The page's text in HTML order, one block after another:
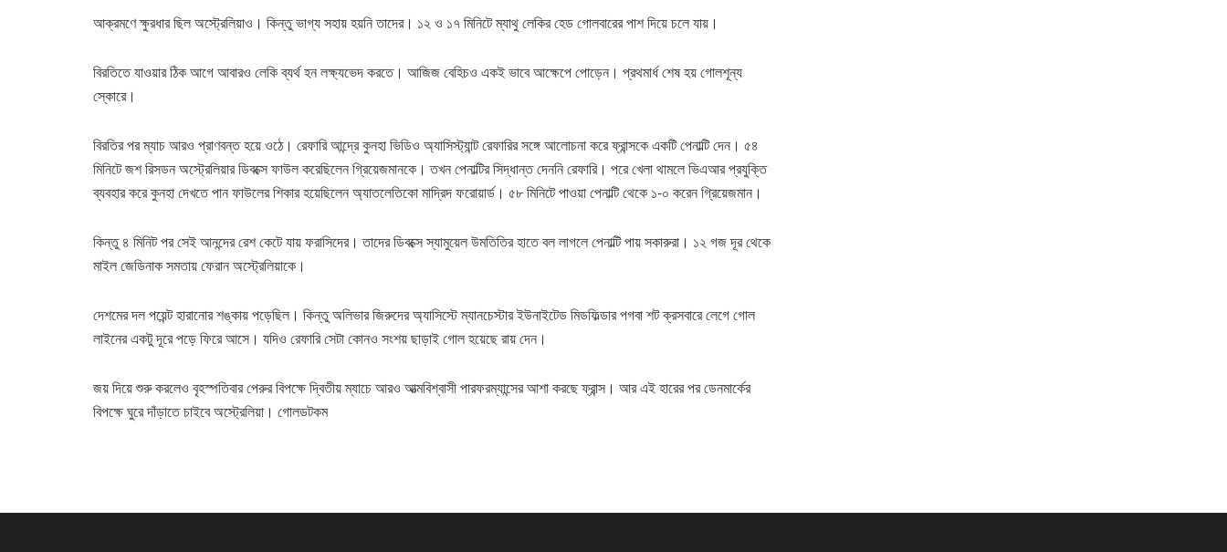
আক্রমণে ক্ষুরধার ছিল অস্ট্রেলিয়াও। কিন্তু ভাগ্য সহায় হয়নি তাদের। ১২ ও ১৭ মিনিটে ম্যাথু লেকির হেড গোলবারের পাশ দিয়ে চলে যায়।
বিরতিতে যাওয়ার ঠিক আগে আবারও লেকি ব্যর্থ হন লক্ষ্যভেদ করতে। আজিজ বেহিচও একই ভাবে আক্ষেপে পোড়েন। প্রথমার্ধ শেষ হয় গোলশূন্য
স্কোরে।
বিরতির পর ম্যাচ আরও প্রাণবন্ত হয়ে ওঠে। রেফারি আন্দ্রে কুনহা ভিডিও অ্যাসিস্ট্যান্ট রেফারির সঙ্গে আলোচনা করে ফ্রান্সকে একটি পেনাল্টি দেন। ৫৪
মিনিটে জশ রিসডন অস্ট্রেলিয়ার ডিবক্সে ফাউল করেছিলেন গ্রিয়েজমানকে। তখন পেনাল্টির সিদ্ধান্ত দেননি রেফারি। পরে খেলা থামলে ভিএআর প্রযুক্তি
ব্যবহার করে কুনহা দেখতে পান ফাউলের শিকার হয়েছিলেন অ্যাতলেতিকো মাদ্রিদ ফরোয়ার্ড। ৫৮ মিনিটে পাওয়া পেনাল্টি থেকে ১-০ করেন গ্রিয়েজমান।
কিন্তু ৪ মিনিট পর সেই আনন্দের রেশ কেটে যায় ফরাসিদের। তাদের ডিবক্সে স্যামুয়েল উমতিতির হাতে বল লাগলে পেনাল্টি পায় সকারুরা। ১২ গজ দূর থেকে
মাইল জেডিনাক সমতায় ফেরান অস্ট্রেলিয়াকে।
দেশমের দল পয়েন্ট হারানোর শঙ্কায় পড়েছিল। কিন্তু অলিভার জিরুদের অ্যাসিস্টে ম্যানচেস্টার ইউনাইটেড মিডফিল্ডার পগবা শট ক্রসবারে লেগে গোল
লাইনের একটু দূরে পড়ে ফিরে আসে। যদিও রেফারি সেটা কোনও সংশয় ছাড়াই গোল হয়েছে রায় দেন।
জয় দিয়ে শুরু করলেও বৃহস্পতিবার পেরুর বিপক্ষে দ্বিতীয় ম্যাচে আরও আত্মবিশ্বাসী পারফরম্যান্সের আশা করছে ফ্রান্স। আর এই হারের পর ডেনমার্কের
বিপক্ষে ঘুরে দাঁড়াতে চাইবে অস্ট্রেলিয়া। গোলডটকম